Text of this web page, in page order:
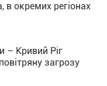
окремих регіонах
– Кривий Ріг
загрозу